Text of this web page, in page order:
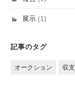
展示 (1)
記事のタグ
オークション 収支